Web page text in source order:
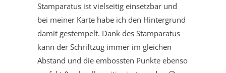
Stamparatus ist vielseitig einsetzbar und
bei meiner Karte habe ich den Hintergrund
damit gestempelt. Dank des Stamparatus
kann der Schriftzug immer im gleichen
Abstand und die embossten Punkte ebenso